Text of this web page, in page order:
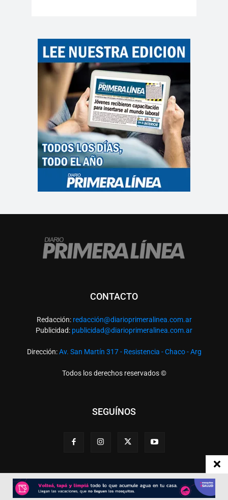
CONTACTO
Redacción: redacción@diarioprimeralinea.com.ar
Publicidad: publicidad@diarioprimeralinea.com.ar
Dirección:Av. San Martín 317 - Resistencia - Chaco - Arg
Todos los derechos reservados ©
SEGUÍNOS
Desarrollado porTP. Web Studio